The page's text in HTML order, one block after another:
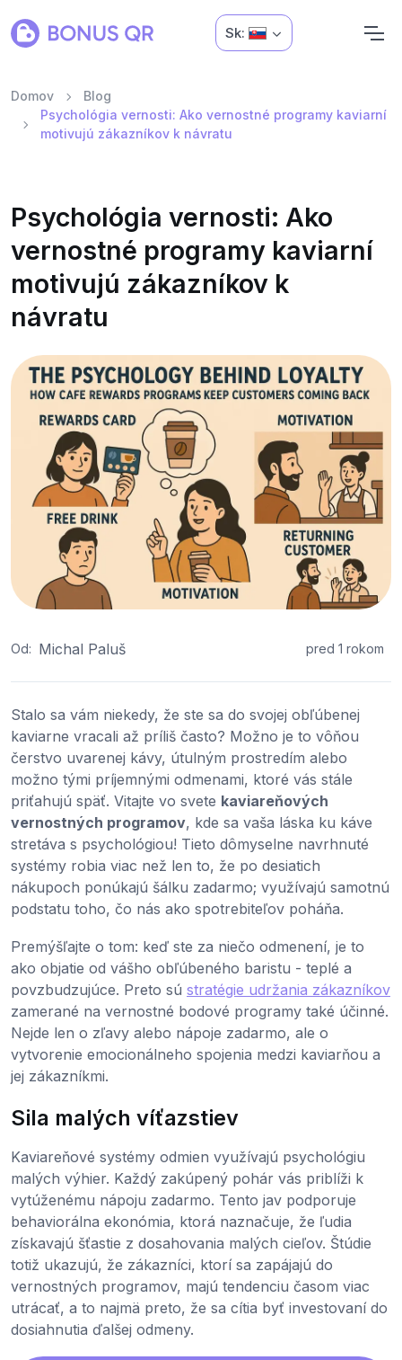
Sk:
Domov
Blog
Psychológia vernosti: Ako vernostné programy kaviarní
motivujú zákazníkov k návratu
Psychológia vernosti: Ako
vernostné programy kaviarní
motivujú zákazníkov k
návratu
Od: Michal Paluš pred 1 rokom
Stalo sa vám niekedy, že ste sa do svojej obľúbenej
kaviarne vracali až príliš často? Možno je to vôňou
čerstvo uvarenej kávy, útulným prostredím alebo
možno tými príjemnými odmenami, ktoré vás stále
priťahujú späť. Vitajte vo svete kaviareňových
vernostných programov, kde sa vaša láska ku káve
stretáva s psychológiou! Tieto dômyselne navrhnuté
systémy robia viac než len to, že po desiatich
nákupoch ponúkajú šálku zadarmo; využívajú samotnú
podstatu toho, čo nás ako spotrebiteľov poháňa.
Premýšľajte o tom: keď ste za niečo odmenení, je to
ako objatie od vášho obľúbeného baristu - teplé a
povzbudzujúce. Preto sú stratégie udržania zákazníkov
zamerané na vernostné bodové programy také účinné.
Nejde len o zľavy alebo nápoje zadarmo, ale o
vytvorenie emocionálneho spojenia medzi kaviarňou a
jej zákazníkmi.
Sila malých víťazstiev
Kaviareňové systémy odmien využívajú psychológiu
malých výhier. Každý zakúpený pohár vás priblíži k
vytúženému nápoju zadarmo. Tento jav podporuje
behaviorálna ekonómia, ktorá naznačuje, že ľudia
získavajú šťastie z dosahovania malých cieľov. Štúdie
totiž ukazujú, že zákazníci, ktorí sa zapájajú do
vernostných programov, majú tendenciu časom viac
utrácať, a to najmä preto, že sa cítia byť investovaní do
dosiahnutia ďalšej odmeny.